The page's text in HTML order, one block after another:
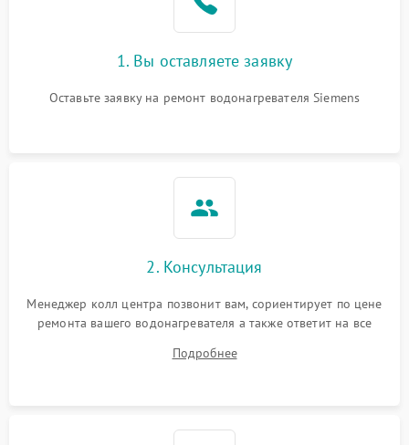
1. Вы оставляете заявку
Оставьте заявку на ремонт водонагревателя Siemens
2. Консультация
Менеджер колл центра позвонит вам, сориентирует по цене
ремонта вашего водонагревателя а также ответит на все
Подробнее